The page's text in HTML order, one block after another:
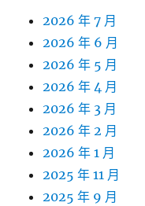
2026 年 7 月
2026 年 6 月
2026 年 5 月
2026 年 4 月
2026 年 3 月
2026 年 2 月
2026 年 1 月
2025 年 11 月
2025 年 9 月